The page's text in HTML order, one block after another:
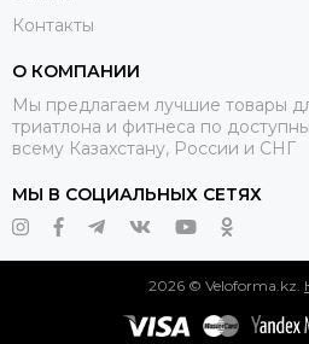
Контакты
О КОМПАНИИ
Мы предлагаем лучшие товары
триатлона и фитнеса по
всему Казахстану, России и СНГ
МЫ В СОЦИАЛЬНЫХ СЕТЯХ
2026 © Veloforma.kz.